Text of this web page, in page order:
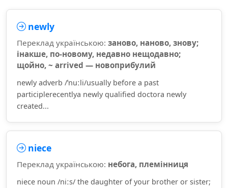
newly
Переклад українською: заново, наново, знову;
інакше, по-новому, недавно нещодавно;
щойно, ~ arrived — новоприбулий
newly adverb /ˈnuːli/usually before a past
participlerecentlya newly qualified doctora newly
created...
niece
Переклад українською: небога, племінниця
niece noun /niːs/ the daughter of your brother or sister;